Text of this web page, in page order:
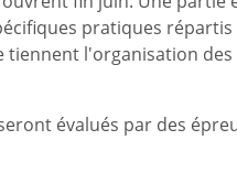
pratiques
tiennent l'organisation
évalués par des